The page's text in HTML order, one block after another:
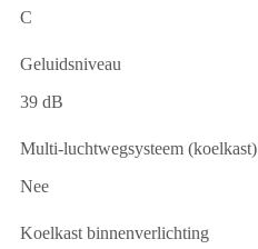
C
Geluidsniveau
39 dB
Multi-luchtwegsysteem (koelkast)
Nee
Koelkast binnenverlichting